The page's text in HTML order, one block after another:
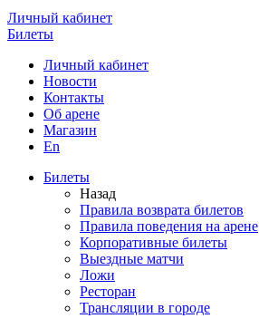
Личный кабинет
Билеты
Личный кабинет
Новости
Контакты
Об арене
Магазин
En
Билеты
Назад
Правила возврата билетов
Правила поведения на арене
Корпоративные билеты
Выездные матчи
Ложи
Ресторан
Трансляции в городе